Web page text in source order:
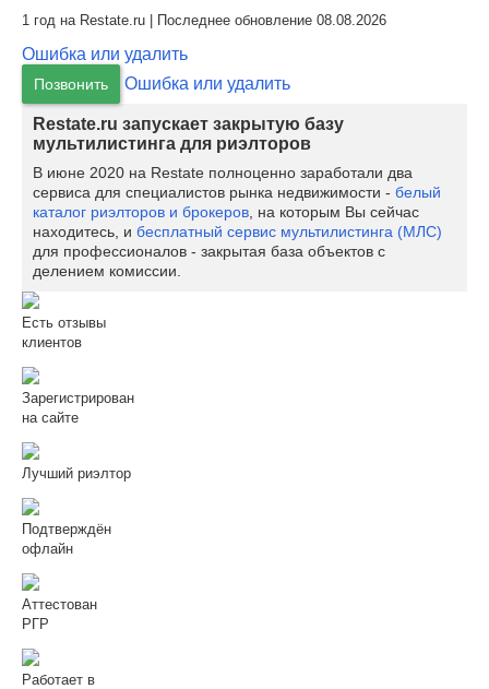
1 год на Restate.ru | Последнее обновление 08.08.2026
Ошибка или удалить
Позвонить Ошибка или удалить
Restate.ru запускает закрытую базу
мультилистинга для риэлторов
В июне 2020 на Restate полноценно заработали два
сервиса для специалистов рынка недвижимости - белый
каталог риэлторов и брокеров , на которым Вы сейчас
находитесь, и бесплатный сервис мультилистинга (МЛС)
для профессионалов - закрытая база объектов с
делением комиссии.
Есть отзывы
клиентов
Зарегистрирован
на сайте
Лучший риэлтор
Подтверждён
офлайн
Аттестован
РГР
Работает в